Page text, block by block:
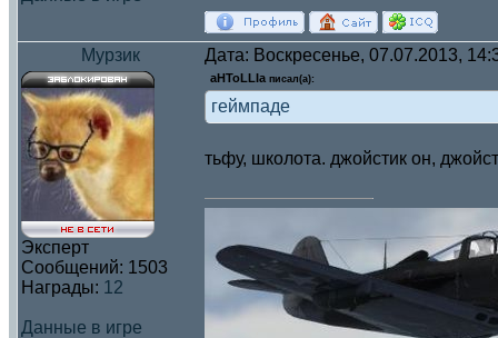
Мурзик Дата: Воскресенье, 07.07.2013,
Эксперт
Сообщений: 1503
Награды: 12
Данные в игре
aHToLLIa писал(а):
геймпаде
тьфу, школота. джойстик он,